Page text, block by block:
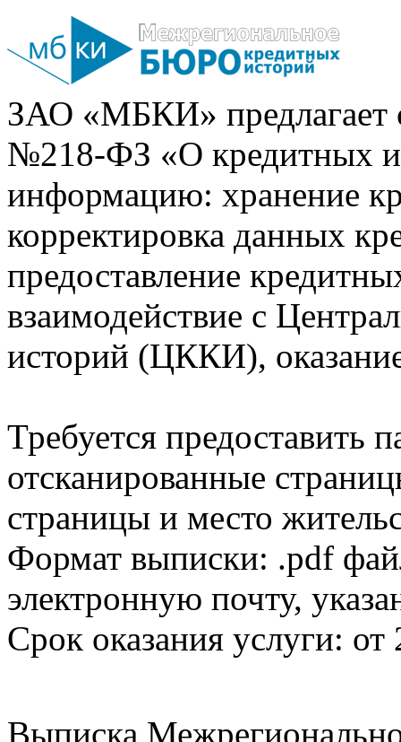
ЗАО «МБКИ» предлагает
№218-ФЗ «О кредитных
информацию: хранение
корректировка данных
предоставление
взаимодействие с
историй (ЦККИ),
Требуется предоставить
отсканированные
страницы и место
Формат выписки: .pdf
электронную почту,
Срок оказания услуги: от
Выписка